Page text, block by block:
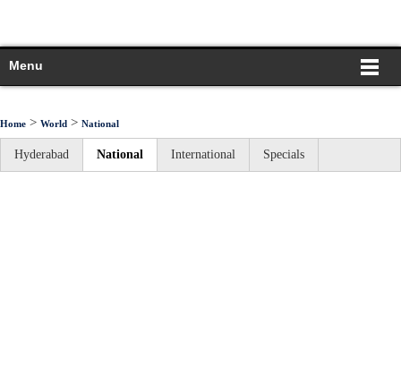
Menu
Home > World > National
Hyderabad National International Specials